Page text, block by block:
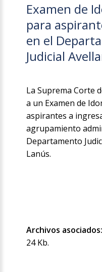
Examen de
para
en el
Judicial
La Suprema Corte
a un Examen de
aspirantes a
agrupamiento
Departamento
Lanús.
Archivos asociados:
24 Kb.